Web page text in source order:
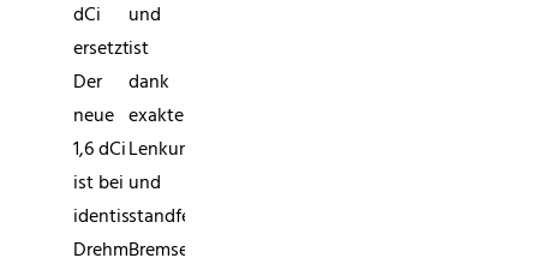
dCi
ersetzt.
Der
neue
1,6 dCi
ist bei
identischem
Drehmoment
und
ist
dank
exakter
Lenkung
und
standfesten
Bremsen